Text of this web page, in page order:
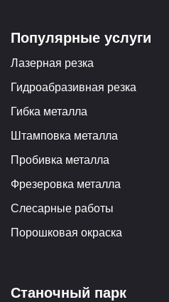
Популярные услуги
Лазерная резка
Гидроабразивная резка
Гибка металла
Штамповка металла
Пробивка металла
Фрезеровка металла
Слесарные работы
Порошковая окраска
Станочный парк